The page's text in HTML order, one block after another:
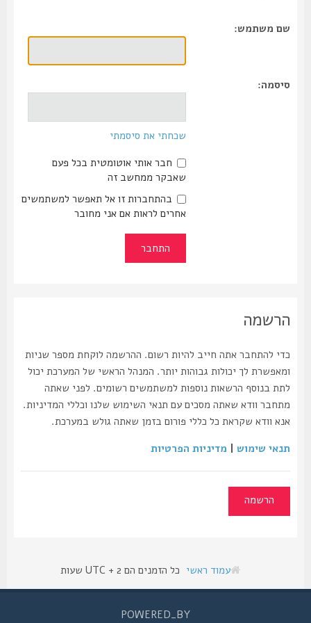
שם משתמש:
סיסמה:
שכחתי את סיסמתי
חבר אותי אוטומטית בכל פעם
שאבקר ממחשב זה
בהתחברות זו אל תאפשר למשתמשים
אחרים לראות אם אני מחובר
הרשמה
כדי להתחבר אתה חייב להיות רשום. ההרשמה לוקחת מספר שניות
ומאפשרת לך יכולות גבוהות יותר. המנהל הראשי של המערכת יכול
לתת בנוסף הרשאות נוספות למשתמשים רשומים. לפני שאתה
מתחבר וודא שאתה מסכים עם תנאי השימוש שלנו וכללי המדיניות.
אנא וודא שקראת כל כללי פורום בזמן שאתה גולש במערכת.
תנאי שימוש|מדיניות הפרטיות
הרשמה
עמוד ראשי כל הזמנים הם UTC + 2 שעות
POWERED_BY